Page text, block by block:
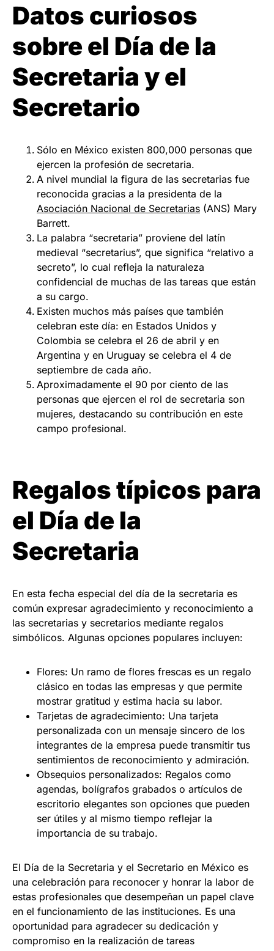
Datos curiosos
sobre el Día de la
Secretaria y el
Secretario
Sólo en México existen 800,000 personas que
ejercen la profesión de secretaria.
A nivel mundial la figura de las secretarias fue
reconocida gracias a la presidenta de la
Asociación Nacional de Secretarias (ANS) Mary
Barrett.
La palabra “secretaria” proviene del latín
medieval “secretarius”, que significa “relativo a
secreto”, lo cual refleja la naturaleza
confidencial de muchas de las tareas que están
a su cargo.
Existen muchos más países que también
celebran este día: en Estados Unidos y
Colombia se celebra el 26 de abril y en
Argentina y en Uruguay se celebra el 4 de
septiembre de cada año.
Aproximadamente el 90 por ciento de las
personas que ejercen el rol de secretaria son
mujeres, destacando su contribución en este
campo profesional.
Regalos típicos para
el Día de la
Secretaria
En esta fecha especial del día de la secretaria es
común expresar agradecimiento y reconocimiento a
las secretarias y secretarios mediante regalos
simbólicos. Algunas opciones populares incluyen:
Flores: Un ramo de flores frescas es un regalo
clásico en todas las empresas y que permite
mostrar gratitud y estima hacia su labor.
Tarjetas de agradecimiento: Una tarjeta
personalizada con un mensaje sincero de los
integrantes de la empresa puede transmitir tus
sentimientos de reconocimiento y admiración.
Obsequios personalizados: Regalos como
agendas, bolígrafos grabados o artículos de
escritorio elegantes son opciones que pueden
ser útiles y al mismo tiempo reflejar la
importancia de su trabajo.
El Día de la Secretaria y el Secretario en México es
una celebración para reconocer y honrar la labor de
estas profesionales que desempeñan un papel clave
en el funcionamiento de las instituciones. Es una
oportunidad para agradecer su dedicación y
compromiso en la realización de tareas